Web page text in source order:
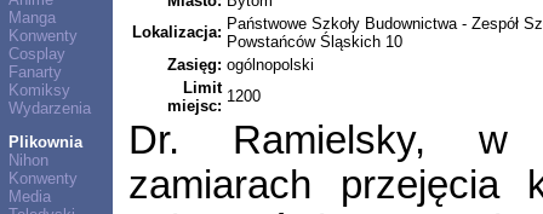
Manga
Konwenty
Cosplay
Fanarty
Komiksy
Wydarzenia
Plikownia
Nihon
Konwenty
Media
Lokalizacja: Państwowe Szkoły Budownictwa - Zespół
Powstańców Śląskich 10
Zasięg: ogólnopolski
Limit
miejsc:
1200
Dr. Ramielsky, w
zamiarach przejęcia